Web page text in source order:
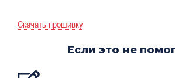
Скачать прошивку
Если это не